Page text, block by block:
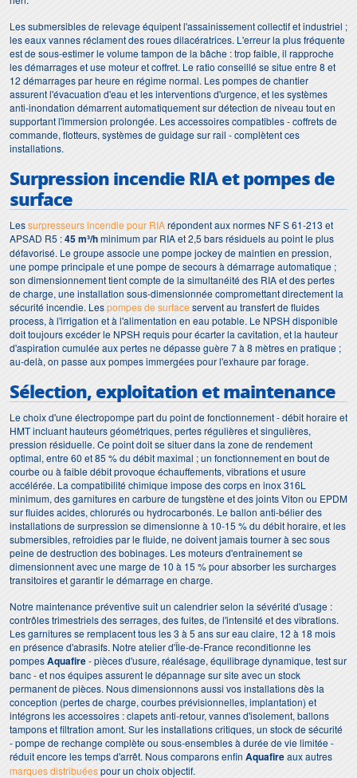
Les submersibles de relevage équipent l'assainissement collectif et industriel ;
les eaux vannes réclament des roues dilacératrices. L'erreur la plus fréquente
est de sous-estimer le volume tampon de la bâche : trop faible, il rapproche
les démarrages et use moteur et coffret. Le ratio conseillé se situe entre 8 et
12 démarrages par heure en régime normal. Les pompes de chantier
assurent l'évacuation d'eau et les interventions d'urgence, et les systèmes
anti-inondation démarrent automatiquement sur détection de niveau tout en
supportant l'immersion prolongée. Les accessoires compatibles - coffrets de
commande, flotteurs, systèmes de guidage sur rail - complètent ces
installations.
Surpression incendie RIA et pompes de
surface
Lessurpresseurs incendie pour RIArépondent aux normes NF S 61-213 et
APSAD R5 :45 m³/hminimum par RIA et 2,5 bars résiduels au point le plus
défavorisé. Le groupe associe une pompe jockey de maintien en pression,
une pompe principale et une pompe de secours à démarrage automatique ;
son dimensionnement tient compte de la simultanéité des RIA et des pertes
de charge, une installation sous-dimensionnée compromettant directement la
sécurité incendie. Lespompes de surface servent au transfert de fluides
process, à l'irrigation et à l'alimentation en eau potable. Le NPSH disponible
doit toujours excéder le NPSH requis pour écarter la cavitation, et la hauteur
d'aspiration cumulée aux pertes ne dépasse guère 7 à 8 mètres en pratique ;
au-delà, on passe aux pompes immergées pour l'exhaure par forage.
Sélection, exploitation et maintenance
Le choix d'une électropompe part du point de fonctionnement - débit horaire et
HMT incluant hauteurs géométriques, pertes régulières et singulières,
pression résiduelle. Ce point doit se situer dans la zone de rendement
optimal, entre 60 et 85 % du débit maximal ; un fonctionnement en bout de
courbe ou à faible débit provoque échauffements, vibrations et usure
accélérée. La compatibilité chimique impose des corps en inox 316L
minimum, des garnitures en carbure de tungstène et des joints Viton ou EPDM
sur fluides acides, chlorurés ou hydrocarbonés. Le ballon anti-bélier des
installations de surpression se dimensionne à 10-15 % du débit horaire, et les
submersibles, refroidies par le fluide, ne doivent jamais tourner à sec sous
peine de destruction des bobinages. Les moteurs d'entraînement se
dimensionnent avec une marge de 10 à 15 % pour absorber les surcharges
transitoires et garantir le démarrage en charge.
Notre maintenance préventive suit un calendrier selon la sévérité d'usage :
contrôles trimestriels des serrages, des fuites, de l'intensité et des vibrations.
Les garnitures se remplacent tous les 3 à 5 ans sur eau claire, 12 à 18 mois
en présence d'abrasifs. Notre atelier d'Île-de-France reconditionne les
pompesAquafire- pièces d'usure, réalésage, équilibrage dynamique, test sur
banc - et nos équipes assurent le dépannage sur site avec un stock
permanent de pièces. Nous dimensionnons aussi vos installations dès la
conception (pertes de charge, courbes prévisionnelles, implantation) et
intégrons les accessoires : clapets anti-retour, vannes d'isolement, ballons
tampons et filtration amont. Sur les installations critiques, un stock de sécurité
- pompe de rechange complète ou sous-ensembles à durée de vie limitée -
réduit encore les temps d'arrêt. Nous comparons enfin Aquafireaux autres
marques distribuéespour un choix objectif.